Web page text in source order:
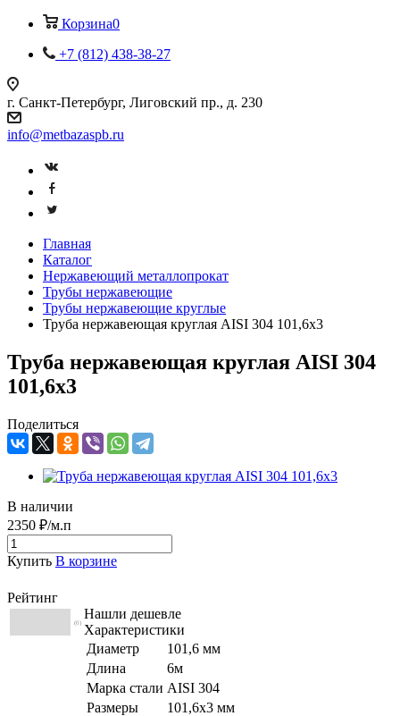
Корзина0
+7 (812) 438-38-27
г. Санкт-Петербург, Лиговский пр., д. 230
info@metbazaspb.ru
Главная
Каталог
Нержавеющий металлопрокат
Трубы нержавеющие
Трубы нержавеющие круглые
Труба нержавеющая круглая AISI 304 101,6х3
Труба нержавеющая круглая AISI 304
101,6х3
Поделиться
В наличии
2350 ₽/м.п
Купить В корзине
Рейтинг
(0)
Нашли дешевле
Характеристики
Диаметр
101,6 мм
Длина
6м
Марка стали AISI 304
Размеры
101,6х3 мм